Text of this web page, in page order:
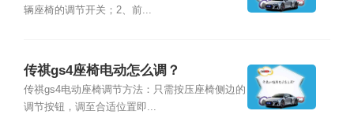
辆座椅的调节开关；2、前...
传祺gs4座椅电动怎么调？
传祺gs4电动座椅调节方法：只需按压座椅侧边的
调节按钮，调至合适位置即...